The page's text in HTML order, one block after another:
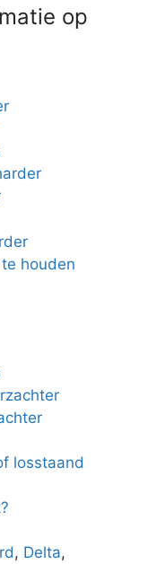
op
houden
losstaand
, Delta,